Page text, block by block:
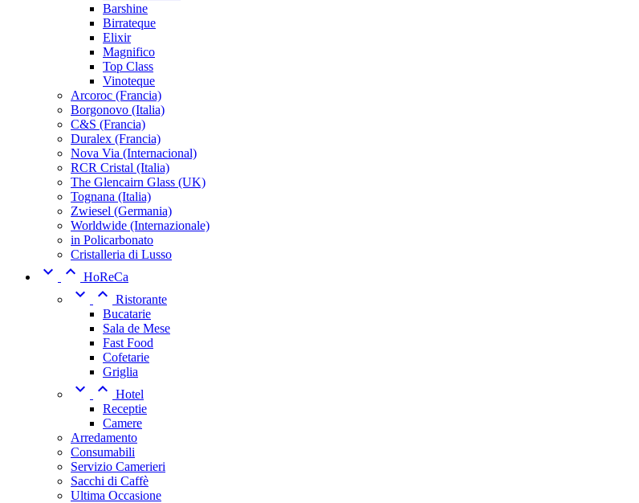
Barshine
Birrateque
Elixir
Magnifico
Top Class
Vinoteque
Arcoroc (Francia)
Borgonovo (Italia)
C&S (Francia)
Duralex (Francia)
Nova Via (Internacional)
RCR Cristal (Italia)
The Glencairn Glass (UK)
Tognana (Italia)
Zwiesel (Germania)
Worldwide (Internazionale)
in Policarbonato
Cristalleria di Lusso
  HoReCa
  Ristorante
Bucatarie
Sala de Mese
Fast Food
Cofetarie
Griglia
  Hotel
Receptie
Camere
Arredamento
Consumabili
Servizio Camerieri
Sacchi di Caffè
Ultima Occasione